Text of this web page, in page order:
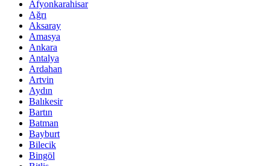
Afyonkarahisar
Ağrı
Aksaray
Amasya
Ankara
Antalya
Ardahan
Artvin
Aydın
Balıkesir
Bartın
Batman
Bayburt
Bilecik
Bingöl